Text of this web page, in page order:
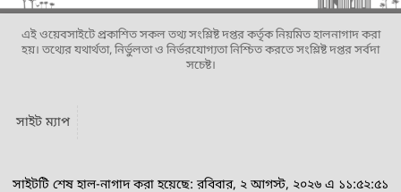
এই ওয়েবসাইটে প্রকাশিত সকল তথ্য সংশ্লিষ্ট দপ্তর কর্তৃক নিয়মিত হালনাগাদ করা
হয়। তথ্যের যথার্থতা, নির্ভুলতা ও নির্ভরযোগ্যতা নিশ্চিত করতে সংশ্লিষ্ট দপ্তর সর্বদা
সচেষ্ট।
সাইট ম্যাপ
সাইটটি শেষ হাল-নাগাদ করা হয়েছে: রবিবার, ২ আগস্ট, ২০২৬ এ ১১:৫২:৫১